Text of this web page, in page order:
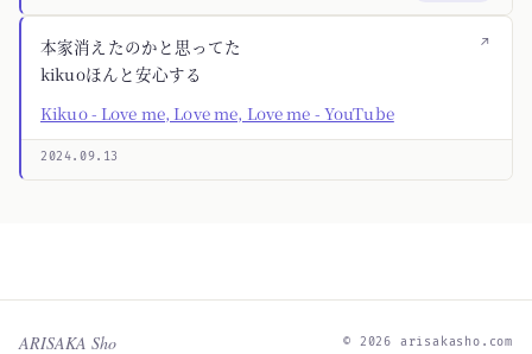
↗
本家消えたのかと思ってた
kikuoほんと安心する
Kikuo - Love me, Love me, Love me - YouTube
2024.09.13
ARISAKA Sho © 2026 arisakasho.com